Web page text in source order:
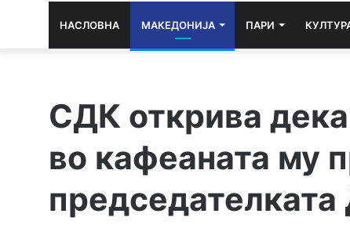
НАСЛОВНА МАКЕДОНИЈА ПАРИ
СДК открива
во кафеаната му
председателката